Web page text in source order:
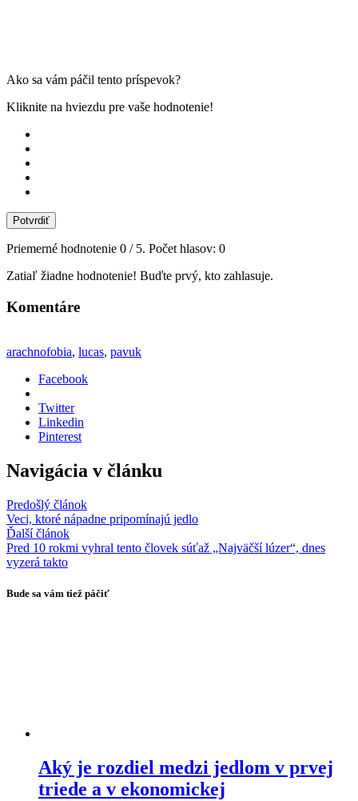
Ako sa vám páčil tento príspevok?
Kliknite na hviezdu pre vaše hodnotenie!
Potvrdiť
Priemerné hodnotenie 0 / 5. Počet hlasov: 0
Zatiaľ žiadne hodnotenie! Buďte prvý, kto zahlasuje.
Komentáre
arachnofobia, lucas, pavuk
Facebook
Twitter
Linkedin
Pinterest
Navigácia v článku
Predošlý článok
Veci, ktoré nápadne pripomínajú jedlo
Ďalší článok
Pred 10 rokmi vyhral tento človek súťaž „Najväčší lúzer“, dnes
vyzerá takto
Bude sa vám tiež páčiť
Aký je rozdiel medzi jedlom v prvej
triede a v ekonomickej